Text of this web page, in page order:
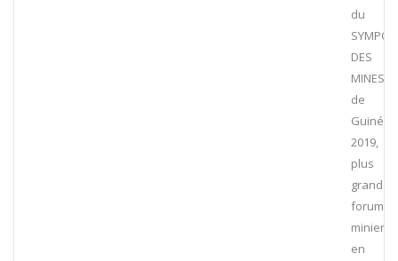
du
DES
MINES
de
Guinée
2019,
plus
grand
forum
minier
en